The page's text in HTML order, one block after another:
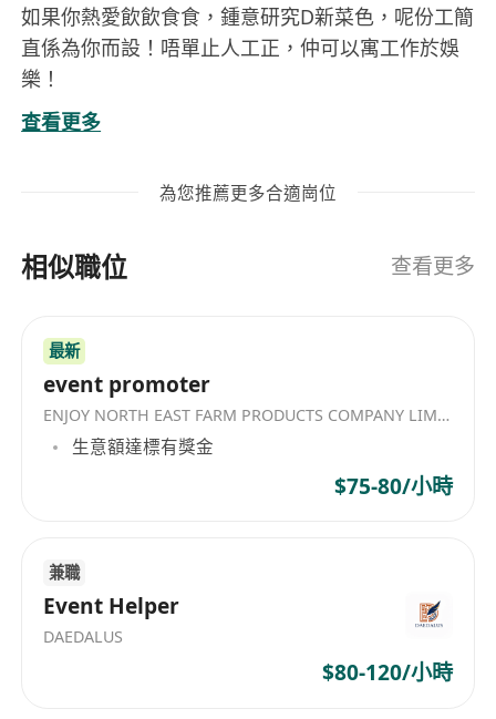
如果你熱愛飲飲食食，鍾意研究D新菜色，呢份工簡
直係為你而設！唔單止人工正，仲可以寓工作於娛
樂！
職位亮點
五天工作周(09:30–18:30)，週末
專業發展： 與五星級酒店、連鎖集團、大型批
你嘅專業職責
品牌代言：作為品牌大使，定期拜訪重點客
戶，建立長線關係
需求診斷：深度挖掘客戶潛力，幫佢哋制定最
跨部門合作：
回應客戶需求
我哋搵緊咁嘅你
3 年或以上 F&B 行業 B2B 銷售經驗（有
查看更多
為您推薦更多合適崗位
相似職位 查看更多
最新
event promoter
ENJOY NORTH EAST FARM PRODUCTS COMPANY LIMITED
生意額達標有獎金
$75-80/小時
兼職
Event Helper
DAEDALUS
$80-120/小時